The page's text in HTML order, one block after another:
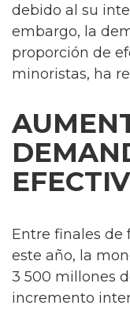
debido al su
embargo, la
proporción de
minoristas, ha
Entre finales de
este año, la
3 500 millones
incremento